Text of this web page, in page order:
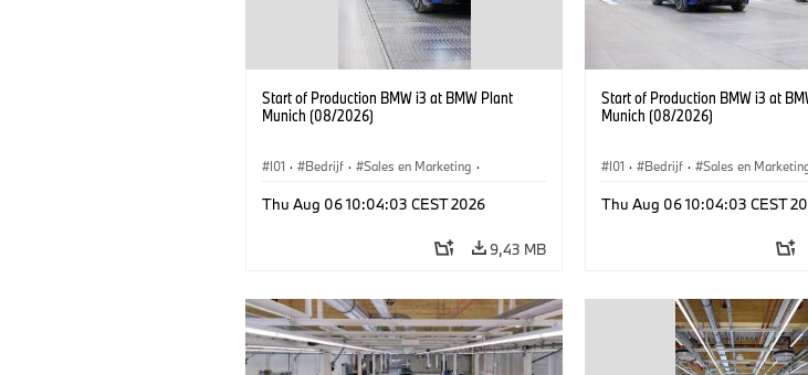
Start of Production BMW i3 at BMW Plant
Munich (08/2026)
I01 · Bedrijf · Sales en Marketing ·
Thu Aug 06 10:04:03 CEST 2026
9,43 MB
Start of Production BMW i3 at
Munich (08/2026)
I01 · Bedrijf · Sales en
Thu Aug 06 10:04:03 CEST